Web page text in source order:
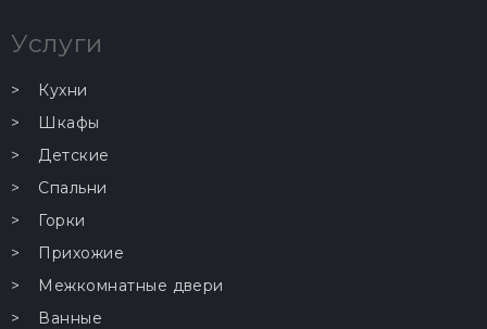
Услуги
Кухни
Шкафы
Детские
Спальни
Горки
Прихожие
Межкомнатные двери
Ванные